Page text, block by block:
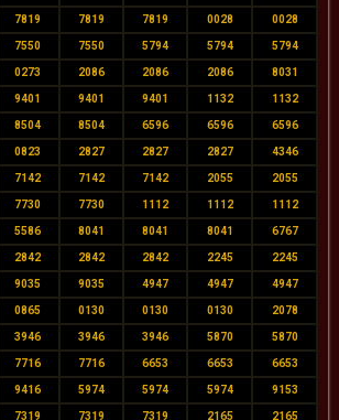
7819 7819 7819 0028 0028
7550 7550 5794 5794 5794
0273 2086 2086 2086 8031
9401 9401 9401 1132 1132
8504 8504 6596 6596 6596
0823 2827 2827 2827 4346
7142 7142 7142 2055 2055
7730 7730 1112 1112 1112
5586 8041 8041 8041 6767
2842 2842 2842 2245 2245
9035 9035 4947 4947 4947
0865 0130 0130 0130 2078
3946 3946 3946 5870 5870
7716 7716 6653 6653 6653
9416 5974 5974 5974 9153
7319 7319 7319 2165 2165